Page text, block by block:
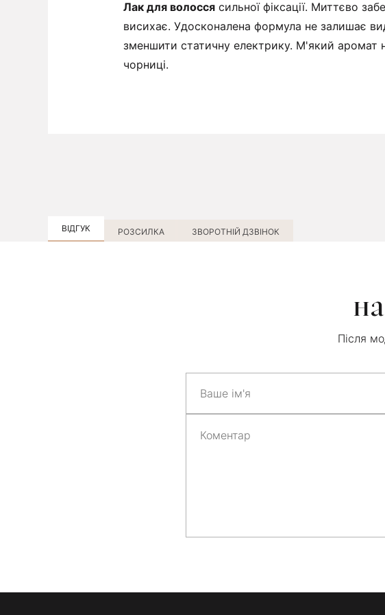
Лак для волосся сильної фіксації. Миттєво
висихає. Удосконалена формула не залишає
зменшити статичну електрику. М'який аромат
чорниці.
ВІДГУК РОЗСИЛКА ЗВОРОТНІЙ ДЗВІНОК
Після